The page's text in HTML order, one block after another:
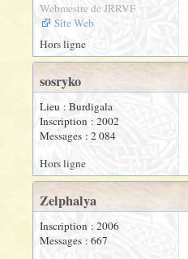
Webmestre de JRRVF
Site Web
Hors ligne
sosryko
Lieu : Burdigala
Inscription : 2002
Messages : 2 084
Hors ligne
Zelphalya
Inscription : 2006
Messages : 667